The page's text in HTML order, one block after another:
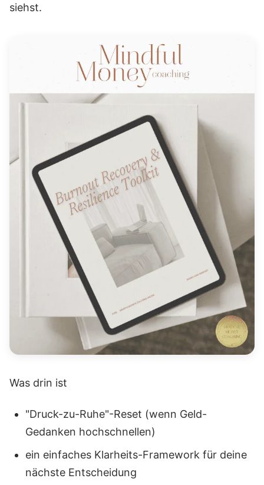
siehst.
Was drin ist
"Druck-zu-Ruhe"-Reset (wenn Geld-
Gedanken hochschnellen)
ein einfaches Klarheits-Framework für deine
nächste Entscheidung